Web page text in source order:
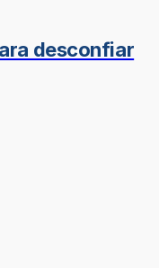
desconfiar